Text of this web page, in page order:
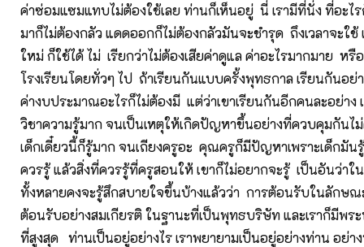
ค่าซ่อมแซมแทบไม่ต้องใช้เลย ท่านก็เห็นอยู่ นี่ เรามีที่นั่ง ที่อะไ
มาก็ไม่ต้องกลัว แดดออกก็ไม่ต้องกลัวมันจะชำรุด ถึงเวลาจะใช้
ใหม่ ก็ใช้ได้ ไม่ เรียกว่าไม่ต้องเสียค่าดูแล ค่าอะไรมากมาย หรื
โรงเรียนโดยทั่วๆ ไป ถ้าเรียนกันแบบครั้งพุทธกาล เรียนกันอ
ค่างบประมาณอะไรก็ไม่ต้องมี แต่ว่าเขาเรียนกันอีกคนละอย่าง
วิชาความรู้มาก จนเป็นเหตุให้เกิดปัญหาขึ้นอย่างที่ควบคุมกันไ
เด็กเดี๋ยวนี้ก็รู้มาก จนเถียงครูอะ คุณครูก็มีปัญหาเพราะเด็กมัน
ควรรู้ แล้วสิ่งที่ควรรู้ที่ครูสอนให้ เขาก็ไม่อยากจะรู้ เป็นอันว่า
ทั้งหลายคงจะรู้สึกสบายใจขึ้นบ้างแล้วว่า การต้อนรับในลักษณ
ต้อนรับอย่างสมเกียรติ ในฐานะที่เป็นพุทธบริษัท และเราก็มีพร
ที่สูงสุด ท่านเป็นอยู่อย่างไร เราพยายามเป็นอยู่อย่างท่าน อย่า